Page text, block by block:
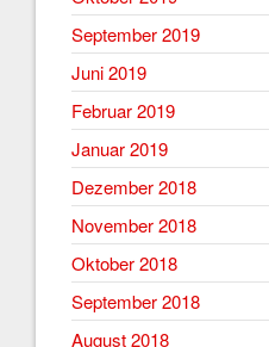
September 2019
Juni 2019
Februar 2019
Januar 2019
Dezember 2018
November 2018
Oktober 2018
September 2018
August 2018